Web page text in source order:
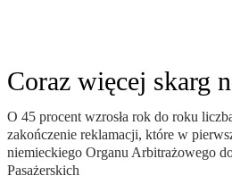
Coraz więcej skarg
O 45 procent wzrosła rok do roku
zakończenie reklamacji, które w
niemieckiego Organu Arbitrażowego
Pasażerskich